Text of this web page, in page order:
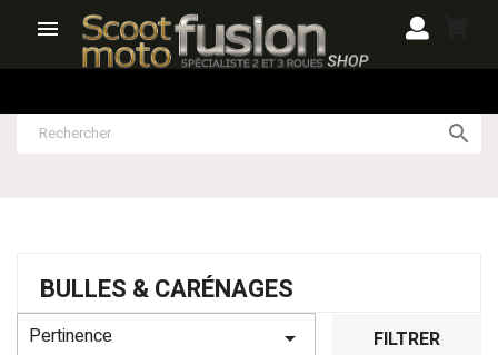


BULLES & CARÉNAGES
Pertinence  FILTRER